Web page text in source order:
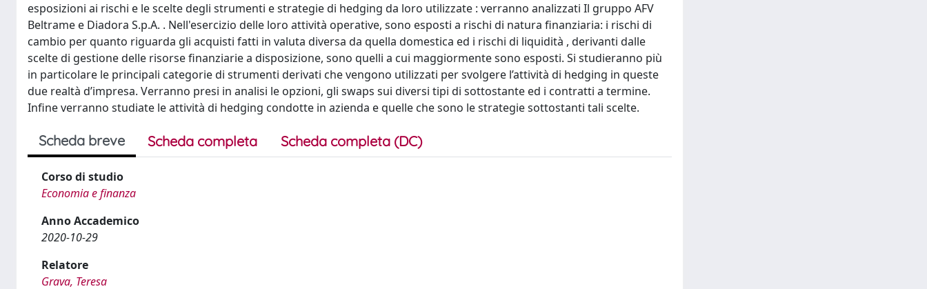
esposizioni ai rischi e le scelte degli strumenti e strategie di hedging da loro utilizzate : verranno analizzati Il gruppo AFV
Beltrame e Diadora S.p.A. . Nell'esercizio delle loro attività operative, sono esposti a rischi di natura finanziaria: i rischi di
cambio per quanto riguarda gli acquisti fatti in valuta diversa da quella domestica ed i rischi di liquidità , derivanti dalle
scelte di gestione delle risorse finanziarie a disposizione, sono quelli a cui maggiormente sono esposti. Si studieranno più
in particolare le principali categorie di strumenti derivati che vengono utilizzati per svolgere l’attività di hedging in queste
due realtà d’impresa. Verranno presi in analisi le opzioni, gli swaps sui diversi tipi di sottostante ed i contratti a termine.
Infine verranno studiate le attività di hedging condotte in azienda e quelle che sono le strategie sottostanti tali scelte.
Scheda breve Scheda completa Scheda completa (DC)
Corso di studio
Economia e finanza
Anno Accademico
2020-10-29
Relatore
Grava, Teresa